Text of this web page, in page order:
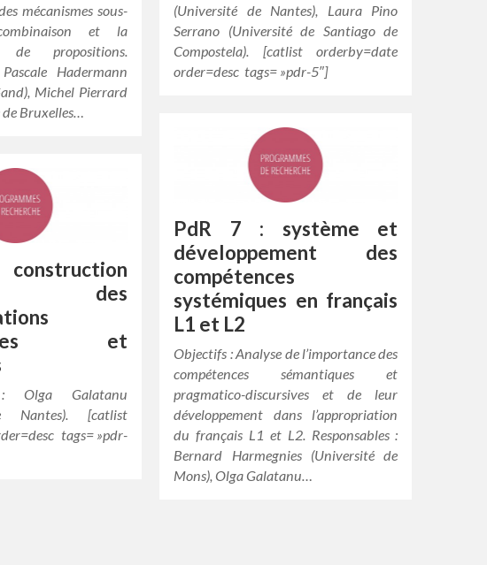
mécanismes sous-
et la
de propositions.
Hadermann
Michel Pierrard
Bruxelles…
(Université de Nantes), Laura Pino
Serrano (Université de Santiago de
Compostela). [catlist orderby=date
order=desc tags= »pdr-5″]
PdR 7 : système et
développement des
compétences
systémiques en français
L1 et L2
Objectifs : Analyse de l’importance des
compétences sémantiques et
pragmatico-discursives et de leur
développement dans l’appropriation
du français L1 et L2. Responsables :
Bernard Harmegnies (Université de
Mons), Olga Galatanu…
des
et
: Olga Galatanu
Nantes). [catlist
tags= »pdr-